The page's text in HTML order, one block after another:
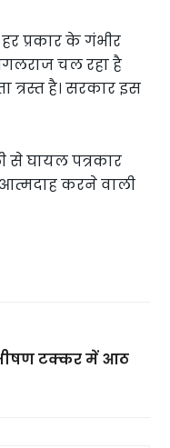
प्रकार के गंभीर
चल रहा है
त्रस्त है। सरकार इस
से घायल पत्रकार
करने वाली
टक्कर में आठ